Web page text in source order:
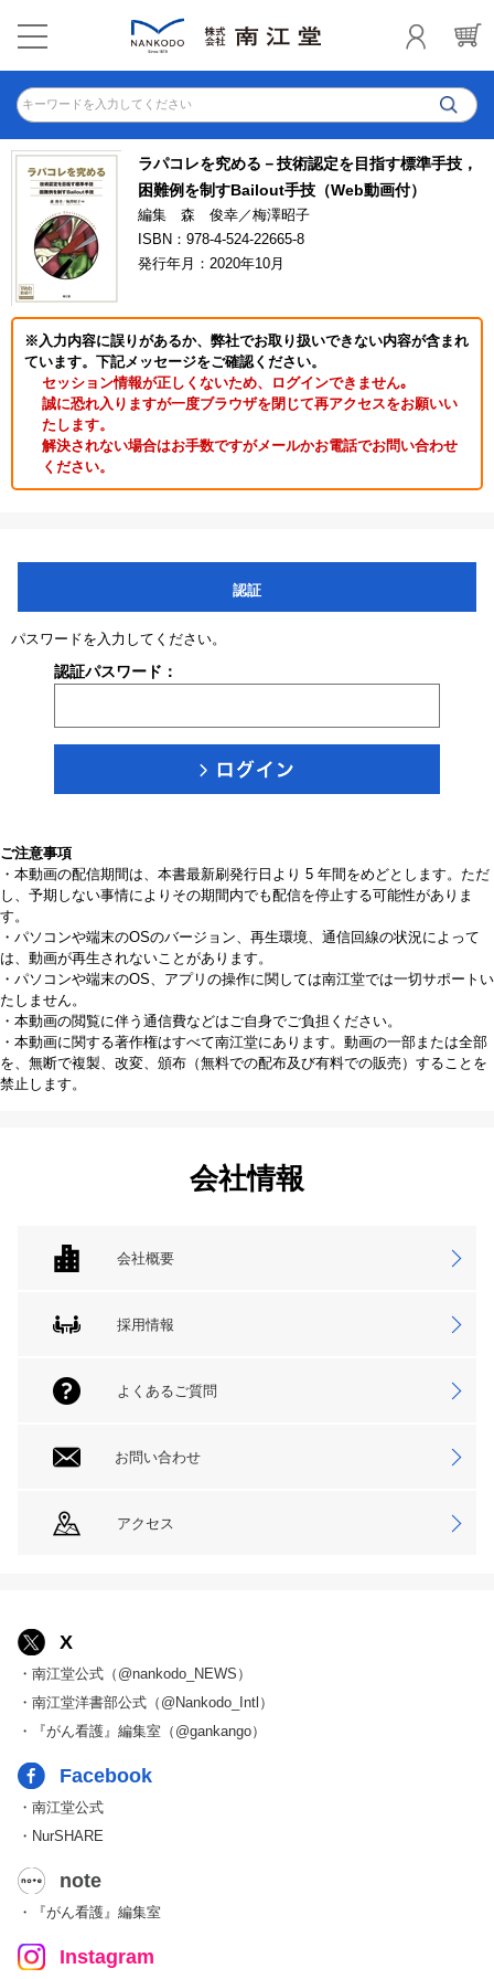
キーワードを入力してください
ラパコレを究める－技術認定を目指す標準手技，
困難例を制すBailout手技（Web動画付）
編集 森 俊幸／梅澤昭子
ISBN：978-4-524-22665-8
発行年月：2020年10月
※入力内容に誤りがあるか、弊社でお取り扱いできない内容が含まれ
ています。下記メッセージをご確認ください。
セッション情報が正しくないため、ログインできません｡
誠に恐れ入りますが一度ブラウザを閉じて再アクセスをお願いい
たします。
解決されない場合はお手数ですがメールかお電話でお問い合わせ
ください。
認証
パスワードを入力してください。
認証パスワード：
ご注意事項
・本動画の配信期間は、本書最新刷発行日より 5 年間をめどとします。ただ
し、予期しない事情によりその期間内でも配信を停止する可能性がありま
す。
・パソコンや端末のOSのバージョン、再生環境、通信回線の状況によって
は、動画が再生されないことがあります。
・パソコンや端末のOS、アプリの操作に関しては南江堂では一切サポートい
たしません。
・本動画の閲覧に伴う通信費などはご自身でご負担ください。
・本動画に関する著作権はすべて南江堂にあります。動画の一部または全部
を、無断で複製、改変、頒布（無料での配布及び有料での販売）することを
禁止します。
会社情報
会社概要
採用情報
よくあるご質問
お問い合わせ
アクセス
X
・南江堂公式（@nankodo_NEWS）
・南江堂洋書部公式（@Nankodo_Intl）
・『がん看護』編集室（@gankango）
Facebook
・南江堂公式
・NurSHARE
note
・『がん看護』編集室
Instagram